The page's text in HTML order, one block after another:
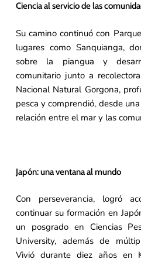
Ciencia al servicio de las
Su camino continuó con
lugares como Sanquianga,
sobre la piangua y
comunitario junto a
Nacional Natural Gorgona,
pesca y comprendió, desde
relación entre el mar y las
Japón: una ventana al mundo
Con perseverancia, logró
continuar su formación en
un posgrado en Ciencias
University, además de
Vivió durante diez años en